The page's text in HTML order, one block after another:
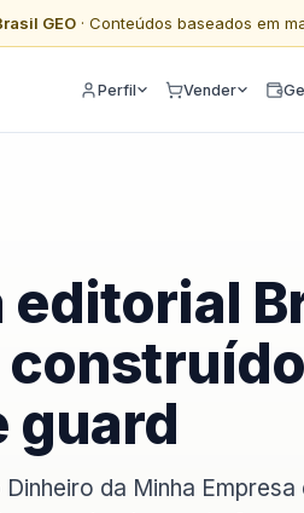
GEO· Conteúdos baseados em
Perfil Vender
guard
da Minha